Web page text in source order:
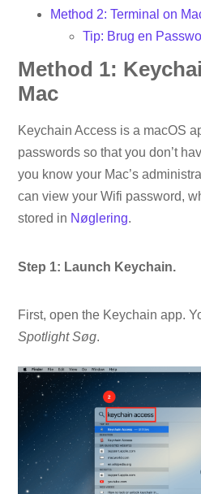
Method 2: Terminal on
Tip: Brug en
Method 1:
Mac
Keychain Access is a macOS
passwords so that you don’t
you know your Mac’s
can view your Wifi password,
stored in Nøglering.
Step 1: Launch Keychain.
First, open the Keychain app.
Spotlight Søg.